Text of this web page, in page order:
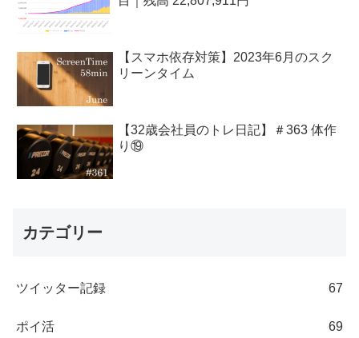
【スマホ依存対策】2023年6月のスク
リーンタイム
【32歳会社員のトレ日記】＃363 体作
り⑲
カテゴリー
ツイッター記録 67
ポイ活 69